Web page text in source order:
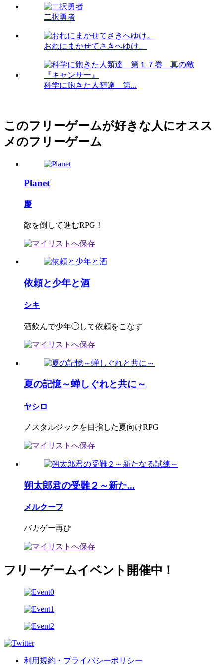
二択勇者
おれにまかせてさきへゆけ。
科学に飽きた人類達 第...
このフリーゲームが好きな人にオスス
メのフリーゲーム
Planet
慶
敵を倒して進むRPG！
依頼と少年と酒
シキ
酒飲んで少年◯して依頼をこなす
夏の記憶～蝉しぐれと共に～
ヤシロ
ノスタルジックを目指した夏向けRPG
朔太郎君の受難２～新た...
メルクーフ
バカゲー再び
フリーゲームイベント開催中！
利用規約・プライバシーポリシー